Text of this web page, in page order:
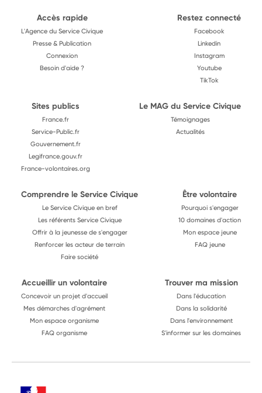
Accès rapide
L'Agence du Service Civique
Presse & Publication
Connexion
Besoin d'aide ?
Restez connecté
Facebook
Linkedin
Instagram
Youtube
TikTok
Sites publics
France.fr
Service-Public.fr
Gouvernement.fr
Legifrance.gouv.fr
France-volontaires.org
Le MAG du Service Civique
Témoignages
Actualités
Comprendre le Service Civique
Le Service Civique en bref
Les référents Service Civique
Offrir à la jeunesse de s'engager
Renforcer les acteur de terrain
Faire société
Être volontaire
Pourquoi s'engager
10 domaines d'action
Mon espace jeune
FAQ jeune
Accueillir un volontaire
Concevoir un projet d'accueil
Mes démarches d'agrément
Mon espace organisme
FAQ organisme
Trouver ma mission
Dans l'éducation
Dans la solidarité
Dans l'environnement
S'informer sur les domaines